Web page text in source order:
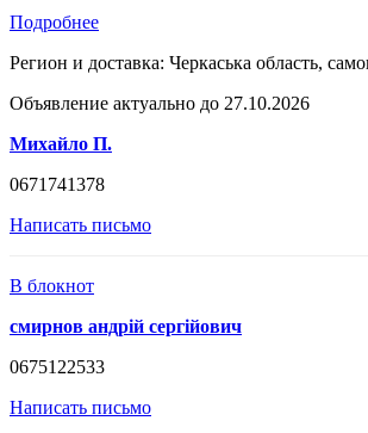
Подробнее
Регион и доставка: Черкаська область,
Объявление актуально до 27.10.2026
Михайло П.
0671741378
Написать письмо
В блокнот
смирнов андрій сергійович
0675122533
Написать письмо